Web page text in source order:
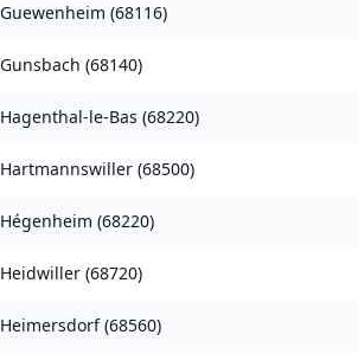
Guewenheim (68116)
Gunsbach (68140)
Hagenthal-le-Bas (68220)
Hartmannswiller (68500)
Hégenheim (68220)
Heidwiller (68720)
Heimersdorf(68560)